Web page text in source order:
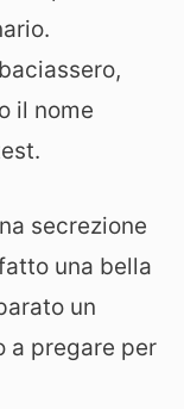
il nome
secrezione
una bella
un
a pregare per